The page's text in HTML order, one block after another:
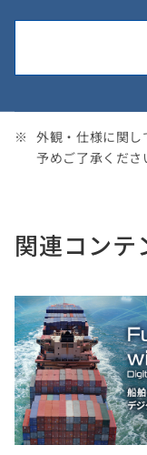
外観・仕様に関し
予めご了承くださ
関連コンテ